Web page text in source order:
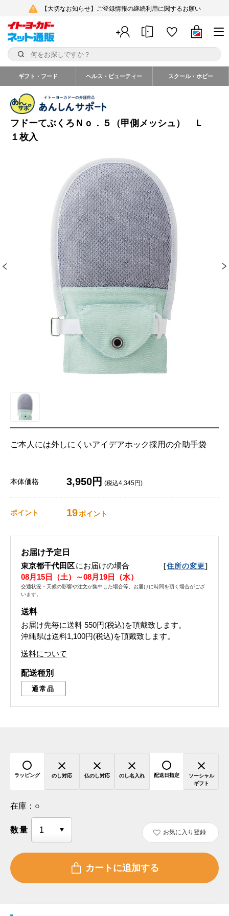
【大切なお知らせ】ご登録情報の継続利用に関するお願い
ギフト・フード ヘルス・ビューティー スクール・ホビー
フドーてぶくろＮｏ．５（甲側メッシュ） Ｌ
１枚入
ご本人には外しにくいアイデアホック採用の介助手袋
本体価格 3,950円 (税込4,345円)
ポイント 19ポイント
お届け予定日
東京都千代田区にお届けの場合 [住所の変更]
08月15日（土）～08月19日（水）
交通状況・天候の影響や注文が集中した場合等、お届けに時間を頂く場合がござ
います。
送料
お届け先毎に送料 550円(税込)を頂戴致します。
沖縄県は送料1,100円(税込)を頂戴致します。
送料について
配送種別
通常品
ラッピング のし対応 仏のし対応 のし名入れ 配送日指定
ソーシャル
ギフト
在庫： ○
数量 お気に入り登録